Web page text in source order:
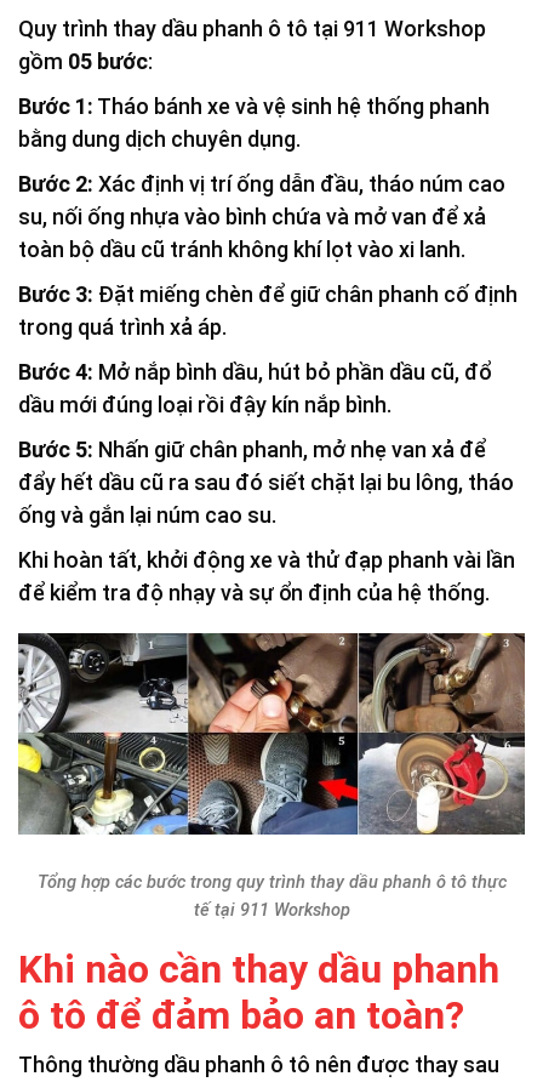
Quy trình thay dầu phanh ô tô tại 911 Workshop
gồm 05 bước:
Bước 1: Tháo bánh xe và vệ sinh hệ thống phanh
bằng dung dịch chuyên dụng.
Bước 2: Xác định vị trí ống dẫn đầu, tháo núm cao
su, nối ống nhựa vào bình chứa và mở van để xả
toàn bộ dầu cũ tránh không khí lọt vào xi lanh.
Bước 3: Đặt miếng chèn để giữ chân phanh cố định
trong quá trình xả áp.
Bước 4: Mở nắp bình dầu, hút bỏ phần dầu cũ, đổ
dầu mới đúng loại rồi đậy kín nắp bình.
Bước 5: Nhấn giữ chân phanh, mở nhẹ van xả để
đẩy hết dầu cũ ra sau đó siết chặt lại bu lông, tháo
ống và gắn lại núm cao su.
Khi hoàn tất, khởi động xe và thử đạp phanh vài lần
để kiểm tra độ nhạy và sự ổn định của hệ thống.
Tổng hợp các bước trong quy trình thay dầu phanh ô tô thực
tế tại 911 Workshop
Khi nào cần thay dầu phanh
ô tô để đảm bảo an toàn?
Thông thường dầu phanh ô tô nên được thay sau